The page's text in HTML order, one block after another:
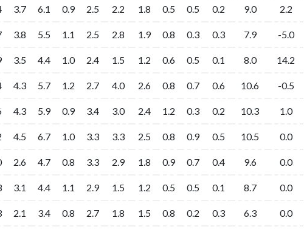
3.7 6.1 0.9 2.5 2.2 1.8 0.5 0.5 0.2 9.0 2.2
3.8 5.5 1.1 2.5 2.8 1.9 0.8 0.3 0.3 7.9 -5.0
3.5 4.4 1.0 2.4 1.5 1.2 0.6 0.5 0.1 8.0 14.2
4.3 5.7 1.2 2.7 4.0 2.6 0.8 0.7 0.6 10.6 -0.5
4.3 5.9 0.9 3.4 3.0 2.4 1.2 0.3 0.2 10.3 1.0
4.5 6.7 1.0 3.3 3.3 2.5 0.8 0.9 0.5 10.5 0.0
2.6 4.7 0.8 3.3 2.9 1.8 0.9 0.7 0.4 9.6 0.0
3.1 4.4 1.1 2.9 1.5 1.2 0.5 0.5 0.1 8.7 0.0
2.1 3.4 0.8 2.7 1.8 1.5 0.8 0.2 0.3 6.3 0.0